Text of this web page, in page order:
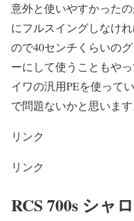
意外と使いやすかった
にフルスイングしなけ
ので40センチくらいの
ーにして使うこともや
イワの汎用PEを使って
で問題ないかと思います
リンク
リンク
RCS 700s シャ